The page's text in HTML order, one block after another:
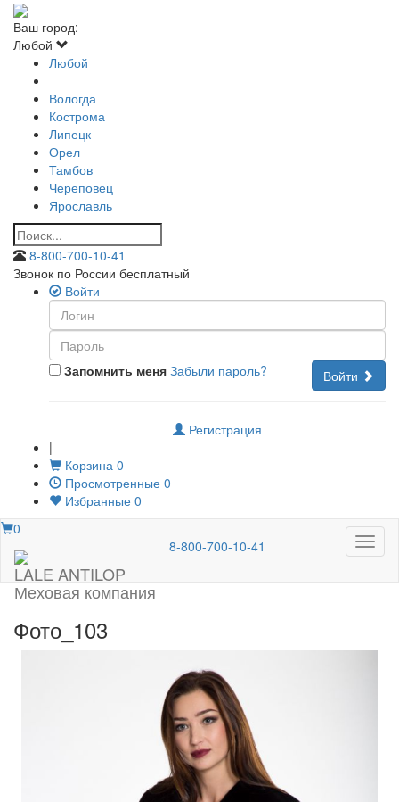
Ваш город:
Любой
Любой
Вологда
Кострома
Липецк
Орел
Тамбов
Череповец
Ярославль
8-800-700-10-41
Звонок по России бесплатный
Войти
Запомнить меня Войти
Забыли пароль?
Регистрация
|
Корзина 0
Просмотренные 0
Избранные 0
Меню
0
LALE ANTILOP
Меховая компания
8-800-700-10-41
Фото_103